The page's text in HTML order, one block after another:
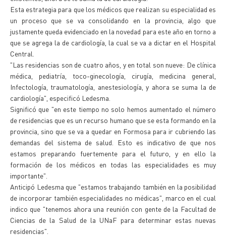
Esta estrategia para que los médicos que realizan su especialidad es
un proceso que se va consolidando en la provincia, algo que
justamente queda evidenciado en la novedad para este año en torno a
que se agrega la de cardiología, la cual se va a dictar en el Hospital
Central.
"Las residencias son de cuatro años, y en total son nueve: De clínica
médica, pediatría, toco-ginecología, cirugía, medicina general,
Infectología, traumatología, anestesiología, y ahora se suma la de
cardiología", especificó Ledesma.
Significó que "en este tiempo no solo hemos aumentado el número
de residencias que es un recurso humano que se esta formando en la
provincia, sino que se va a quedar en Formosa para ir cubriendo las
demandas del sistema de salud. Esto es indicativo de que nos
estamos preparando fuertemente para el futuro, y en ello la
formación de los médicos en todas las especialidades es muy
importante".
Anticipó Ledesma que "estamos trabajando también en la posibilidad
de incorporar también especialidades no médicas", marco en el cual
indico que "tenemos ahora una reunión con gente de la Facultad de
Ciencias de la Salud de la UNaF para determinar estas nuevas
residencias".